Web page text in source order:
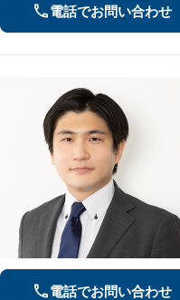
電話でお問い合わせ
電話でお問い合わせ